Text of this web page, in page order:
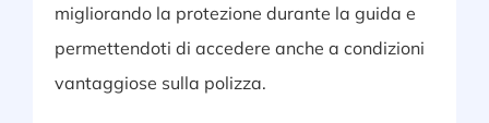
migliorando la protezione durante la guida e
permettendoti di accedere anche a condizioni
vantaggiose sulla polizza.